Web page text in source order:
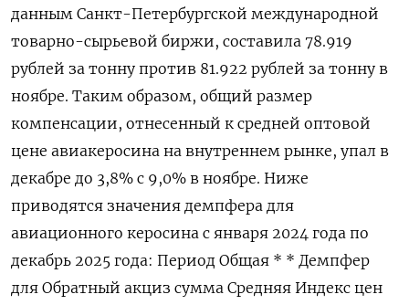
данным Санкт-Петербургской международной
товарно-сырьевой биржи, составила 78.919
рублей за тонну против 81.⁠922 рублей за тонну в
ноябре. Таким образом, общий размер
компенсации, ‍отнесенный к средней оптовой
цене авиакеросина на внутреннем рынке, упал в
декабре до 3,8% с 9,0% ‌в ноябре. Ниже
приводятся значения демпфера для
авиационного керосина с января 2024 года по
декабрь 2025 года: Период Общая * * Демпфер
для Обратный акциз сумма Средняя Индекс цен